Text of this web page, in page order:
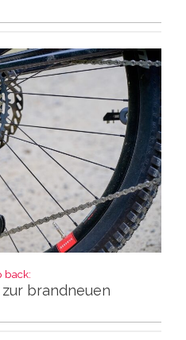
back:
brandneuen